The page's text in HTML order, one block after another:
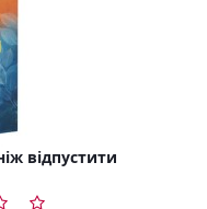
відпустити